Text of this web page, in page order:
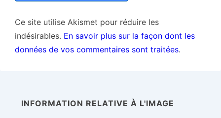
Ce site utilise Akismet pour réduire les
indésirables. En savoir plus sur la façon dont les
données de vos commentaires sont traitées.
INFORMATION RELATIVE À L'IMAGE